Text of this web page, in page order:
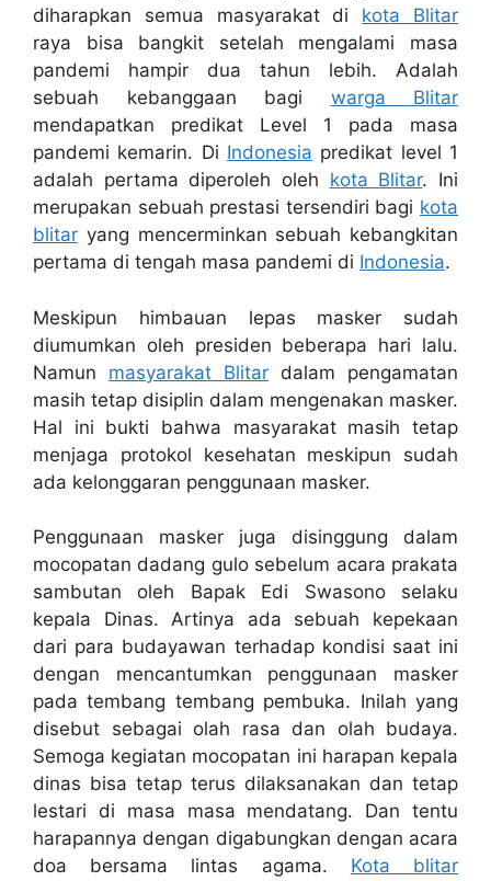
diharapkan semua masyarakat di kota Blitar
raya bisa bangkit setelah mengalami masa
pandemi hampir dua tahun lebih. Adalah
sebuah kebanggaan bagi warga Blitar
mendapatkan predikat Level 1 pada masa
pandemi kemarin. Di Indonesia predikat level 1
adalah pertama diperoleh oleh kota Blitar. Ini
merupakan sebuah prestasi tersendiri bagi kota
blitar yang mencerminkan sebuah kebangkitan
pertama di tengah masa pandemi di Indonesia.
Meskipun himbauan lepas masker sudah
diumumkan oleh presiden beberapa hari lalu.
Namun masyarakat Blitar dalam pengamatan
masih tetap disiplin dalam mengenakan masker.
Hal ini bukti bahwa masyarakat masih tetap
menjaga protokol kesehatan meskipun sudah
ada kelonggaran penggunaan masker.
Penggunaan masker juga disinggung dalam
mocopatan dadang gulo sebelum acara prakata
sambutan oleh Bapak Edi Swasono selaku
kepala Dinas. Artinya ada sebuah kepekaan
dari para budayawan terhadap kondisi saat ini
dengan mencantumkan penggunaan masker
pada tembang tembang pembuka. Inilah yang
disebut sebagai olah rasa dan olah budaya.
Semoga kegiatan mocopatan ini harapan kepala
dinas bisa tetap terus dilaksanakan dan tetap
lestari di masa masa mendatang. Dan tentu
harapannya dengan digabungkan dengan acara
doa bersama lintas agama. Kota blitar